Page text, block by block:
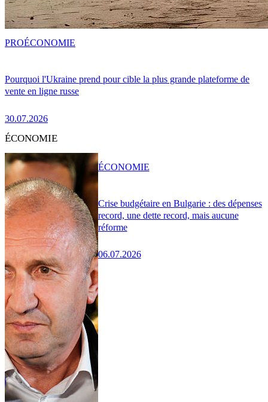
Pourquoi l'Ukraine prend pour cible la plus grande plateforme de
vente en ligne russe
30.07.2026
PROÉCONOMIE
ÉCONOMIE
Crise budgétaire en Bulgarie : des dépenses
record, une dette record, mais aucune
réforme
06.07.2026
ÉCONOMIE